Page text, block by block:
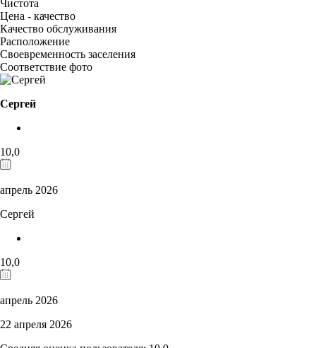
Чистота
Цена - качество
Качество обслуживания
Расположение
Своевременность заселения
Соответствие фото
Сергей
10,0
апрель 2026
Сергей
10,0
апрель 2026
22 апреля 2026